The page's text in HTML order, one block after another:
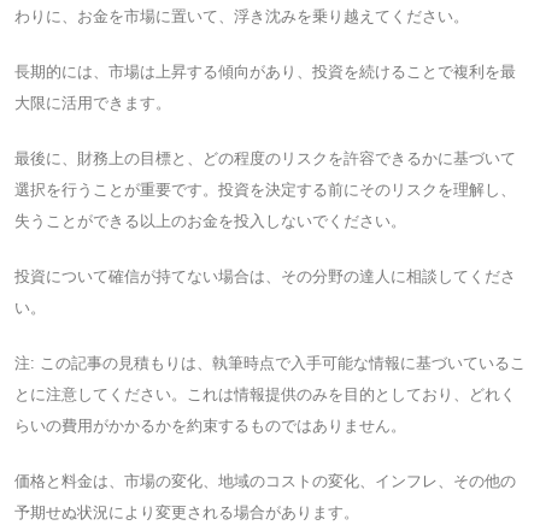
わりに、お金を市場に置いて、浮き沈みを乗り越えてください。
長期的には、市場は上昇する傾向があり、投資を続けることで複利を最
大限に活用できます。
最後に、財務上の目標と、どの程度のリスクを許容できるかに基づいて
選択を行うことが重要です。投資を決定する前にそのリスクを理解し、
失うことができる以上のお金を投入しないでください。
投資について確信が持てない場合は、その分野の達人に相談してくださ
い。
注: この記事の見積もりは、執筆時点で入手可能な情報に基づいているこ
とに注意してください。これは情報提供のみを目的としており、どれく
らいの費用がかかるかを約束するものではありません。
価格と料金は、市場の変化、地域のコストの変化、インフレ、その他の
予期せぬ状況により変更される場合があります。